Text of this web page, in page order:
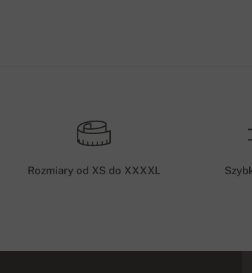
Rozmiary od XS do XXXXL